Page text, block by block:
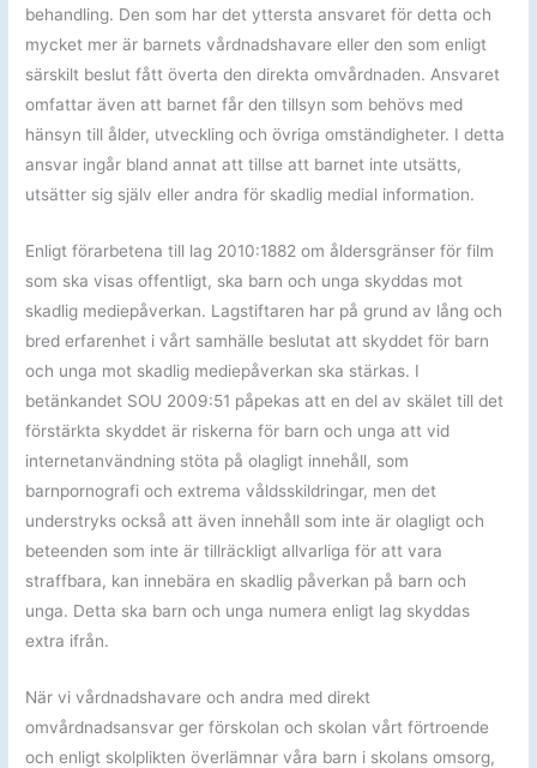
behandling. Den som har det yttersta ansvaret för detta och
mycket mer är barnets vårdnadshavare eller den som enligt
särskilt beslut fått överta den direkta omvårdnaden. Ansvaret
omfattar även att barnet får den tillsyn som behövs med
hänsyn till ålder, utveckling och övriga omständigheter. I detta
ansvar ingår bland annat att tillse att barnet inte utsätts,
utsätter sig själv eller andra för skadlig medial information.
Enligt förarbetena till lag 2010:1882 om åldersgränser för film
som ska visas offentligt, ska barn och unga skyddas mot
skadlig mediepåverkan. Lagstiftaren har på grund av lång och
bred erfarenhet i vårt samhälle beslutat att skyddet för barn
och unga mot skadlig mediepåverkan ska stärkas. I
betänkandet SOU 2009:51 påpekas att en del av skälet till det
förstärkta skyddet är riskerna för barn och unga att vid
internetanvändning stöta på olagligt innehåll, som
barnpornografi och extrema våldsskildringar, men det
understryks också att även innehåll som inte är olagligt och
beteenden som inte är tillräckligt allvarliga för att vara
straffbara, kan innebära en skadlig påverkan på barn och
unga. Detta ska barn och unga numera enligt lag skyddas
extra ifrån.
När vi vårdnadshavare och andra med direkt
omvårdnadsansvar ger förskolan och skolan vårt förtroende
och enligt skolplikten överlämnar våra barn i skolans omsorg,